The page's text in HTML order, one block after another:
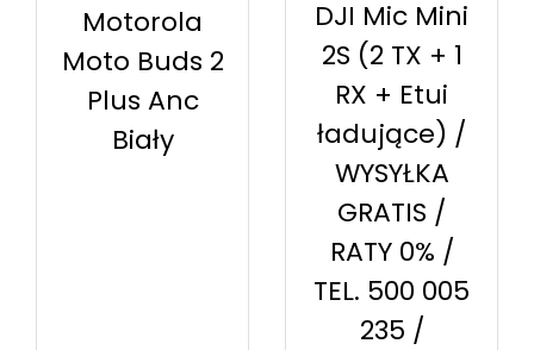
Motorola
Moto Buds 2
Plus Anc
Biały
DJI Mic Mini
2S (2 TX + 1
RX + Etui
ładujące) /
WYSYŁKA
GRATIS /
RATY 0% /
TEL. 500 005
235 /